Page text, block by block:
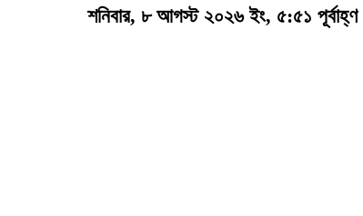
শনিবার, ৮ আগস্ট ২০২৬ ইং, ৫:৫১ পূর্বাহ্ণ